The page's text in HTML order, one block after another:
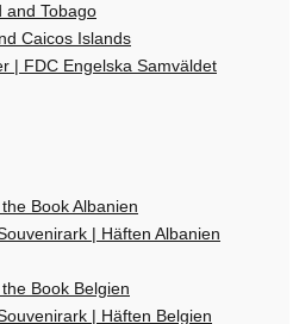
and Tobago
Caicos Islands
| FDC Engelska Samväldet
Book Albanien
| Häften Albanien
Book Belgien
| Häften Belgien